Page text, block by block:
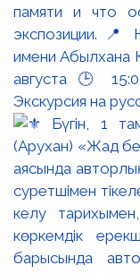
памяти и что
экспозиции. 📍
имени Абылхана
августа 🕒
Экскурсия на